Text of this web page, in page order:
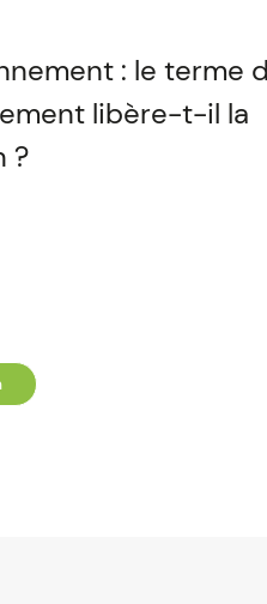
: le terme
libère-t-il la
?